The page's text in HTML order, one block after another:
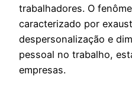
trabalhadores. O
caracterizado por
despersonalização e
pessoal no trabalho,
empresas.